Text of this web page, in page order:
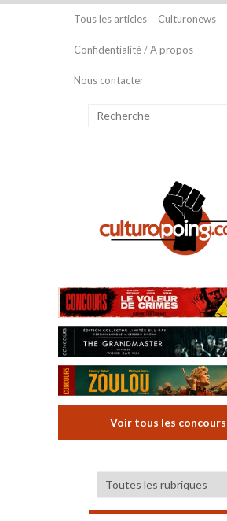
Tous les articles Culturonews
Confidentialité / A propos
Nous contacter
Voir tous les concours